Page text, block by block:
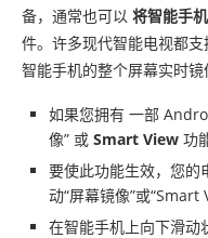
备，通常也可以 将智能手
件。许多现代智能电视都支
智能手机的整个屏幕实时镜
如果您拥有 一部
像” 或 Smart View 功
要使此功能生效，您的
动“屏幕镜像”或“Smart
在智能手机上向下滑动